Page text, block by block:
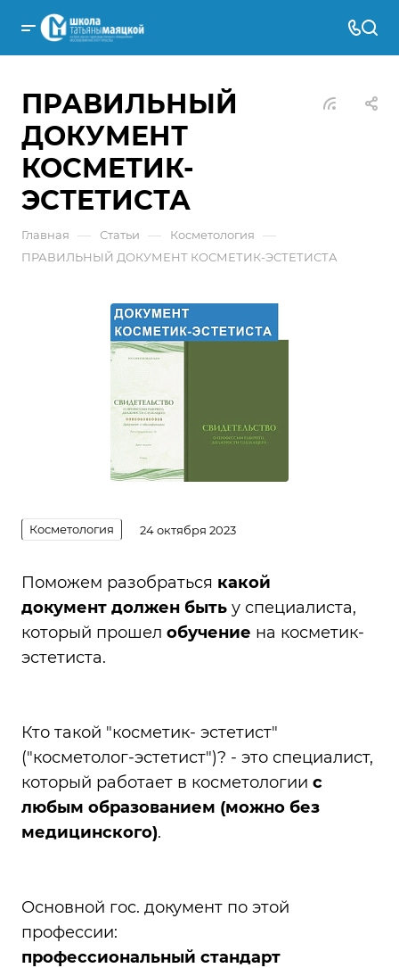
ПРАВИЛЬНЫЙ
ДОКУМЕНТ
КОСМЕТИК-
ЭСТЕТИСТА
Главная — Статьи — Косметология —
ПРАВИЛЬНЫЙ ДОКУМЕНТ КОСМЕТИК-ЭСТЕТИСТА
Косметология 24 октября 2023
Поможем разобраться какой
документ должен быть у специалиста,
который прошел обучение на косметик-
эстетиста.
Кто такой "косметик- эстетист"
("косметолог-эстетист")? - это специалист,
который работает в косметологии с
любым образованием (можно без
медицинского).
Основной гос. документ по этой
профессии:
профессиональный стандарт